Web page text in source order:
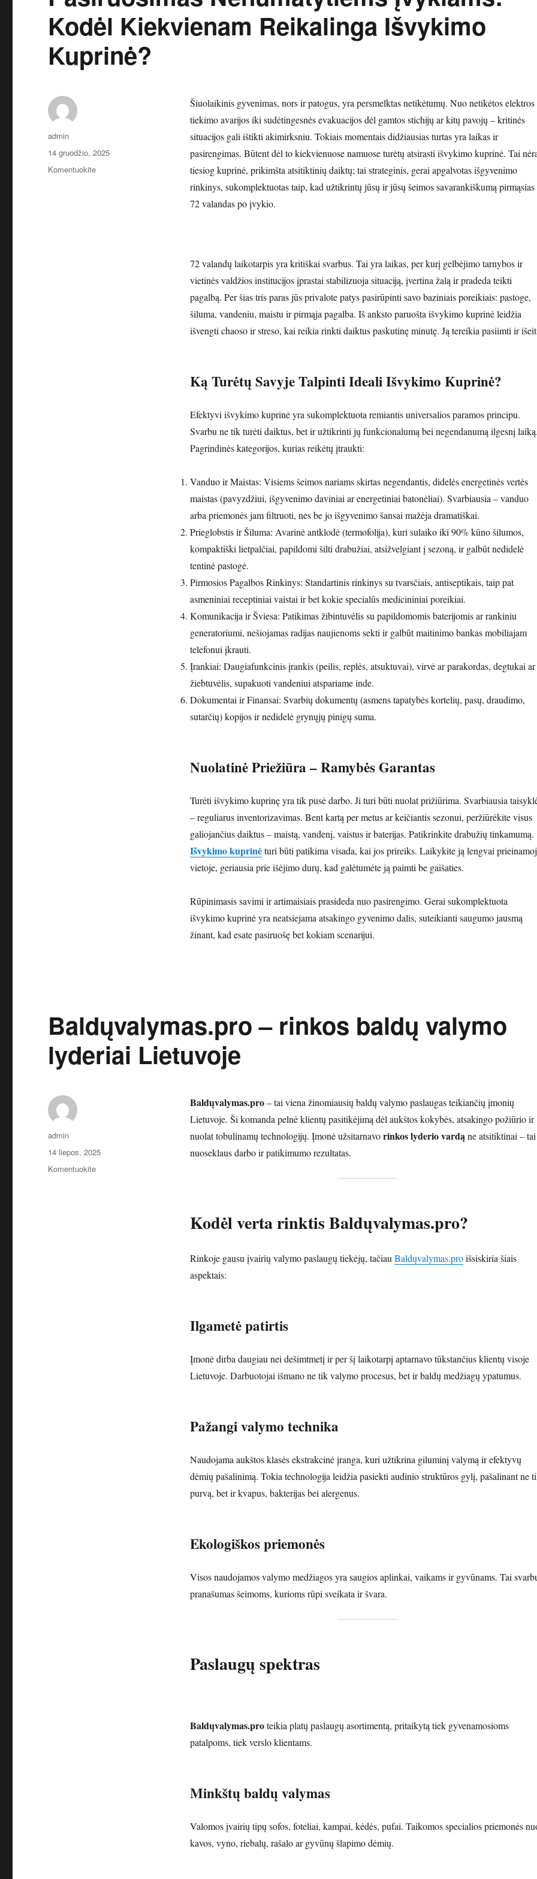
Kodėl Kiekvienam Reikalinga Išvykimo
Kuprinė?
Šiuolaikinis gyvenimas, nors ir patogus, yra persmelktas netikėtumų. Nuo netikėtos elektros
tiekimo avarijos iki sudėtingesnės evakuacijos dėl gamtos stichijų ar kitų pavojų – kritinės
situacijos gali ištikti akimirksniu. Tokiais momentais didžiausias turtas yra laikas ir
pasirengimas. Būtent dėl to kiekvienuose namuose turėtų atsirasti išvykimo kuprinė. Tai
tiesiog kuprinė, prikimšta atsitiktinių daiktų; tai strateginis, gerai apgalvotas išgyvenimo
rinkinys, sukomplektuotas taip, kad užtikrintų jūsų ir jūsų šeimos savarankiškumą pirmąsias
72 valandas po įvykio.
72 valandų laikotarpis yra kritiškai svarbus. Tai yra laikas, per kurį gelbėjimo tarnybos ir
vietinės valdžios institucijos įprastai stabilizuoja situaciją, įvertina žalą ir pradeda teikti
pagalbą. Per šias tris paras jūs privalote patys pasirūpinti savo baziniais poreikiais: pastoge,
šiluma, vandeniu, maistu ir pirmąja pagalba. Iš anksto paruošta išvykimo kuprinė leidžia
išvengti chaoso ir streso, kai reikia rinkti daiktus paskutinę minutę. Ją tereikia pasiimti ir
Ką Turėtų Savyje Talpinti Ideali Išvykimo Kuprinė?
Efektyvi išvykimo kuprinė yra sukomplektuota remiantis universalios paramos principu.
Svarbu ne tik turėti daiktus, bet ir užtikrinti jų funkcionalumą bei negendanumą ilgesnį
Pagrindinės kategorijos, kurias reikėtų įtraukti:
Vanduo ir Maistas: Visiems šeimos nariams skirtas negendantis, didelės energetinės vertės
maistas (pavyzdžiui, išgyvenimo daviniai ar energetiniai batonėliai). Svarbiausia – vanduo
arba priemonės jam filtruoti, nes be jo išgyvenimo šansai mažėja dramatiškai.
Prieglobstis ir Šiluma: Avarinė antklodė (termofolija), kuri sulaiko iki 90% kūno šilumos,
kompaktiški lietpalčiai, papildomi šilti drabužiai, atsižvelgiant į sezoną, ir galbūt nedidelė
tentinė pastogė.
Pirmosios Pagalbos Rinkinys: Standartinis rinkinys su tvarsčiais, antiseptikais, taip pat
asmeniniai receptiniai vaistai ir bet kokie specialūs medicininiai poreikiai.
Komunikacija ir Šviesa: Patikimas žibintuvėlis su papildomomis baterijomis ar rankiniu
generatoriumi, nešiojamas radijas naujienoms sekti ir galbūt maitinimo bankas mobiliajam
telefonui įkrauti.
Įrankiai: Daugiafunkcinis įrankis (peilis, replės, atsuktuvai), virvė ar parakordas, degtukai ar
žiebtuvėlis, supakuoti vandeniui atspariame inde.
Dokumentai ir Finansai: Svarbių dokumentų (asmens tapatybės kortelių, pasų, draudimo,
sutarčių) kopijos ir nedidelė grynųjų pinigų suma.
Nuolatinė Priežiūra – Ramybės Garantas
Turėti išvykimo kuprinę yra tik pusė darbo. Ji turi būti nuolat prižiūrima. Svarbiausia
– reguliarus inventorizavimas. Bent kartą per metus ar keičiantis sezonui, peržiūrėkite visus
galiojančius daiktus – maistą, vandenį, vaistus ir baterijas. Patikrinkite drabužių tinkamumą.
Išvykimo kuprinėturi būti patikima visada, kai jos prireiks. Laikykite ją lengvai
vietoje, geriausia prie išėjimo durų, kad galėtumėte ją paimti be gaišaties.
Rūpinimasis savimi ir artimaisiais prasideda nuo pasirengimo. Gerai sukomplektuota
išvykimo kuprinė yra neatsiejama atsakingo gyvenimo dalis, suteikianti saugumo jausmą
žinant, kad esate pasiruošę bet kokiam scenarijui.
Autorius
admin
Paskelbta
14 gruodžio, 2025
Komentuokiteįrašą
Baldųvalymas.pro – rinkos baldų valymo
lyderiai Lietuvoje
Baldųvalymas.pro– tai viena žinomiausių baldų valymo paslaugas teikiančių įmonių
Lietuvoje. Ši komanda pelnė klientų pasitikėjimą dėl aukštos kokybės, atsakingo požiūrio ir
nuolat tobulinamų technologijų. Įmonė užsitarnavorinkos lyderio vardąne atsitiktinai – tai
nuoseklaus darbo ir patikimumo rezultatas.
Kodėl verta rinktis Baldųvalymas.pro?
Rinkoje gausu įvairių valymo paslaugų tiekėjų, tačiau Baldųvalymas.proišsiskiria šiais
aspektais:
Ilgametė patirtis
Įmonė dirba daugiau nei dešimtmetį ir per šį laikotarpį aptarnavo tūkstančius klientų visoje
Lietuvoje. Darbuotojai išmano ne tik valymo procesus, bet ir baldų medžiagų ypatumus.
Pažangi valymo technika
Naudojama aukštos klasės ekstrakcinė įranga, kuri užtikrina giluminį valymą ir efektyvų
dėmių pašalinimą. Tokia technologija leidžia pasiekti audinio struktūros gylį, pašalinant ne
purvą, bet ir kvapus, bakterijas bei alergenus.
Ekologiškos priemonės
Visos naudojamos valymo medžiagos yra saugios aplinkai, vaikams ir gyvūnams. Tai
pranašumas šeimoms, kurioms rūpi sveikata ir švara.
Paslaugų spektras
Baldųvalymas.proteikia platų paslaugų asortimentą, pritaikytą tiek gyvenamosioms
patalpoms, tiek verslo klientams.
Minkštų baldų valymas
Valomos įvairių tipų sofos, foteliai, kampai, kėdės, pufai. Taikomos specialios priemonės
kavos, vyno, riebalų, rašalo ar gyvūnų šlapimo dėmių.
Autorius
admin
Paskelbta
14 liepos, 2025
Komentuokiteįrašą